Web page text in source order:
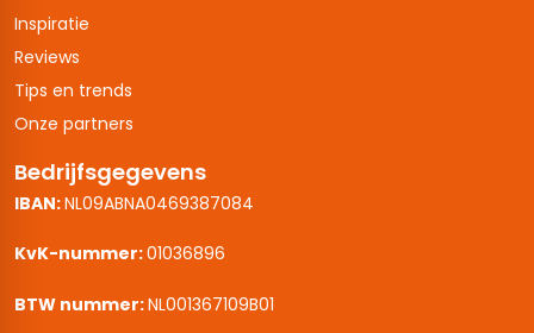
Inspiratie
Reviews
Tips en trends
Onze partners
Bedrijfsgegevens
IBAN:NL09ABNA0469387084
KvK-nummer:01036896
BTW nummer:NL001367109B01